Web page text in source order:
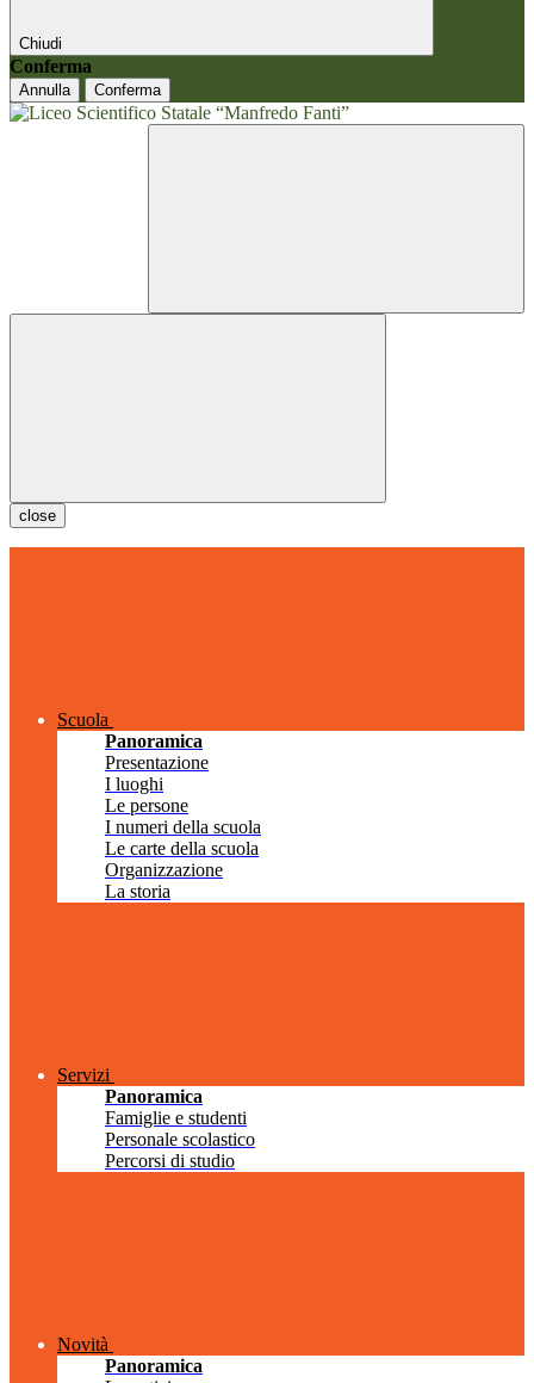
Chiudi
Conferma
Annulla Conferma
close
Scuola
Panoramica
Presentazione
I luoghi
Le persone
I numeri della scuola
Le carte della scuola
Organizzazione
La storia
Servizi
Panoramica
Famiglie e studenti
Personale scolastico
Percorsi di studio
Novità
Panoramica